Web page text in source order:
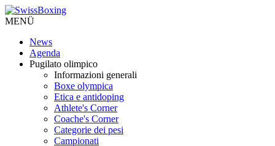
MENÜ
News
Agenda
Pugilato olimpico
Informazioni generali
Boxe olympica
Etica e antidoping
Athlete's Corner
Coache's Corner
Categorie dei pesi
Campionati